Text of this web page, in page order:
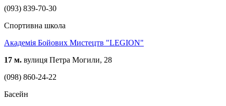
(093) 839-70-30
Спортивна школа
Академія Бойових Мистецтв "LEGION"
17 м. вулиця Петра Могили, 28
(098) 860-24-22
Басейн